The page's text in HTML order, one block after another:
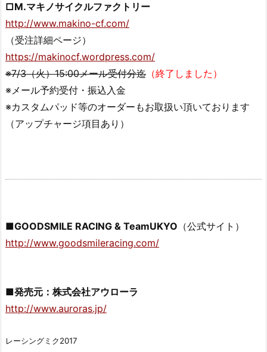
□M.マキノサイクルファクトリー
http://www.makino-cf.com/
（受注詳細ページ）
https://makinocf.wordpress.com/
※7/3（火）15:00メール受付分迄 （終了しました）
※メール予約受付・振込入金
※カスタムパッド等のオーダーもお取扱い頂いております
（アップチャージ項目あり）
■GOODSMILE RACING & TeamUKYO （公式サイト）
http://www.goodsmileracing.com/
■発売元：株式会社アウローラ
http://www.auroras.jp/
レーシングミク2017